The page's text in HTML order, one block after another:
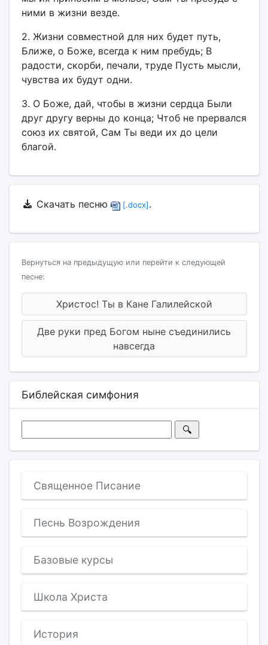
ними в жизни везде.
2. Жизни совместной для них будет путь,
Ближе, о Боже, всегда к ним пребудь; В
радости, скорби, печали, труде Пусть мысли,
чувства их будут одни.
3. О Боже, дай, чтобы в жизни сердца Были
друг другу верны до конца; Чтоб не прервался
союз их святой, Сам Ты веди их до цели
благой.
Скачать песню [.docx] .
Вернуться на предыдущую или перейти к следующей
песне:
Христос! Ты в Кане Галилейской
Две руки пред Богом ныне съединились
навсегда
Библейская симфония
Священное Писание
Песнь Возрождения
Базовые курсы
Школа Христа
История